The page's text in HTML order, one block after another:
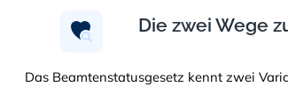
Die zwei Wege
Das Beamtenstatusgesetz kennt zwei